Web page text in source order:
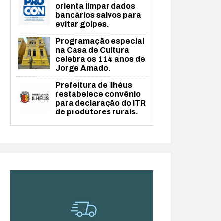
orienta limpar dados
bancários salvos para
evitar golpes.
Programação especial
na Casa de Cultura
celebra os 114 anos de
Jorge Amado.
Prefeitura de Ilhéus
restabelece convênio
para declaração do ITR
de produtores rurais.